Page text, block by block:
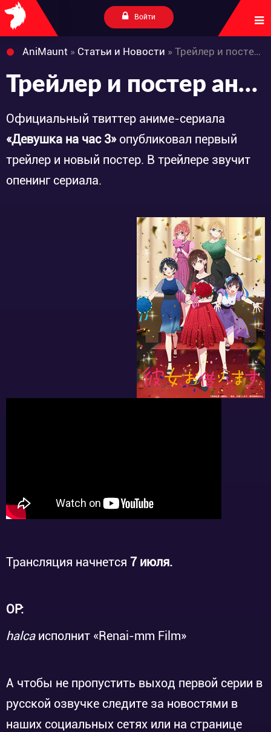
Войти
AniMaunt » Статьи и Новости » Трейлер и постер аниме-сериала «Kanojo, Okarishimasu 3rd Season»
Трейлер и постер аниме-сериала «Kanojo, Okarishimasu 3rd Season»
Официальный твиттер аниме-сериала
«Девушка на час 3»опубликовал первый
трейлер и новый постер. В трейлере звучит
опенинг сериала.
Трансляция начнется 7 июля.
OP:
halcaисполнит «Renai-mm Film»
А чтобы не пропустить выход первой серии в
русской озвучке следите за новостями в
наших социальных сетях или на странице